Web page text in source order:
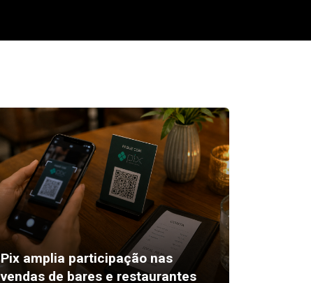
Pix amplia participação nas
vendas de bares e restaurantes